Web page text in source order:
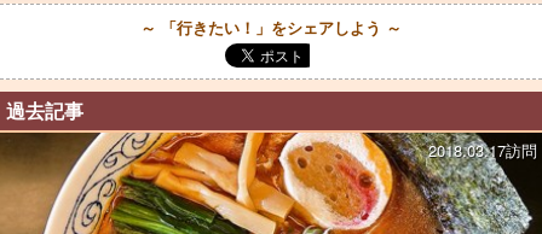
～ 「行きたい！」をシェアしよう ～
過去記事
2018.03.17訪問